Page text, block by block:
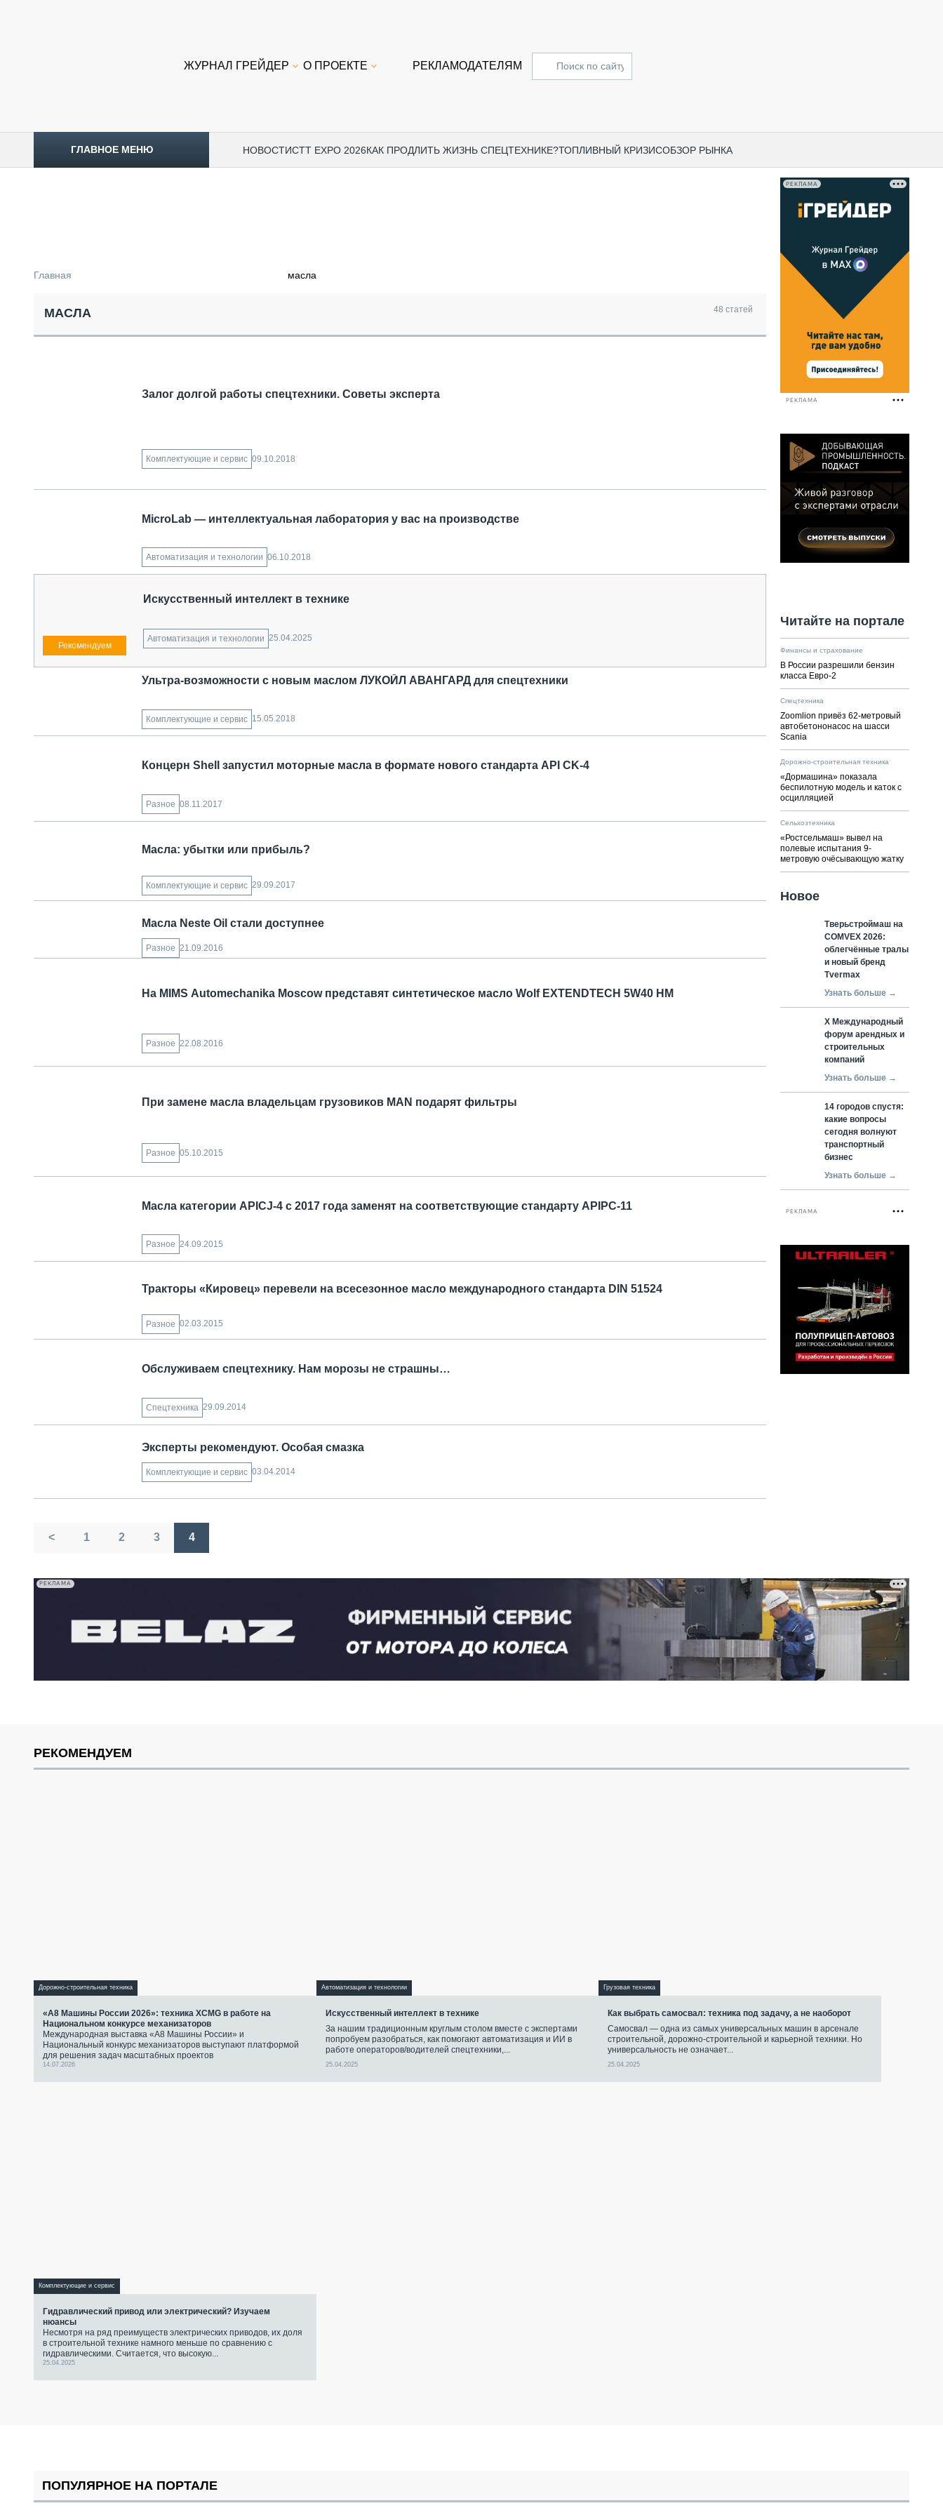
ЖУРНАЛ ГРЕЙДЕР О ПРОЕКТЕ РЕКЛАМОДАТЕЛЯМ
ГЛАВНОЕ МЕНЮ НОВОСТИCTT EXPO 2026КАК ПРОДЛИТЬ ЖИЗНЬ СПЕЦТЕХНИКЕ?ТОПЛИВНЫЙ КРИЗИСОБЗОР РЫНКА
СПЕЦТЕХНИКА И ТРАНСПОРТ
ГРУЗОПЕРЕВОЗКИ
ИСПЫТАТЕЛИ
БЛИЖАЙШИЕ МЕРОПРИЯТИЯ
ПАССАЖИРСКИЙ ТРАНСПОРТ
Главная масла
МАСЛА 48 статей
Залог долгой работы спецтехники. Советы эксперта
Комплектующие и сервис 09.10.2018
MicroLab — интеллектуальная лаборатория у вас на производстве
Автоматизация и технологии 06.10.2018
Искусственный интеллект в технике
Автоматизация и технологии 25.04.2025
Ультра-возможности с новым маслом ЛУКОЙЛ АВАНГАРД для спецтехники
Комплектующие и сервис 15.05.2018
Концерн Shell запустил моторные масла в формате нового стандарта API CK-4
Разное 08.11.2017
Масла: убытки или прибыль?
Комплектующие и сервис 29.09.2017
Масла Neste Oil стали доступнее
Разное 21.09.2016
На MIMS Automechanika Moscow представят синтетическое масло Wolf EXTENDTECH 5W40 HM
Разное 22.08.2016
При замене масла владельцам грузовиков MAN подарят фильтры
Разное 05.10.2015
Масла категории APICJ-4 с 2017 года заменят на соответствующие стандарту APIPC-11
Разное 24.09.2015
Тракторы «Кировец» перевели на всесезонное масло международного стандарта DIN 51524
Разное 02.03.2015
Обслуживаем спецтехнику. Нам морозы не страшны…
Спецтехника 29.09.2014
Эксперты рекомендуют. Особая смазка
Комплектующие и сервис 03.04.2014
РЕКЛАМА
РЕКЛАМА
Читайте на портале
Финансы и страхование
В России разрешили бензин
класса Евро-2
Спецтехника
Zoomlion привёз 62-метровый
автобетононасос на шасси
Scania
Дорожно-строительная техника
«Дормашина» показала
беспилотную модель и каток с
осцилляцией
Сельхозтехника
«Ростсельмаш» вывел на
полевые испытания 9-
метровую очёсывающую жатку
Новое
Тверьстроймаш на
COMVEX 2026:
облегчённые тралы
и новый бренд
Tvermax
Узнать больше →
X Международный
форум арендных и
строительных
компаний
Узнать больше →
14 городов спустя:
какие вопросы
сегодня волнуют
транспортный
бизнес
Узнать больше →
РЕКЛАМА
РЕКЛАМА
Пагинация
< 1 2 3 4
РЕКОМЕНДУЕМ
Дорожно-строительная техника
«А8 Машины России 2026»: техника XCMG в работе на
Национальном конкурсе механизаторов
Международная выставка «А8 Машины России» и
Национальный конкурс механизаторов выступают платформой
для решения задач масштабных проектов
14.07.2026
Автоматизация и технологии
Искусственный интеллект в технике
За нашим традиционным круглым столом вместе с экспертами
попробуем разобраться, как помогают автоматизация и ИИ в
работе операторов/водителей спецтехники,...
25.04.2025
Грузовая техника
Как выбрать самосвал: техника под задачу, а не наоборот
Самосвал — одна из самых универсальных машин в арсенале
строительной, дорожно-строительной и карьерной техники. Но
универсальность не означает...
25.04.2025
Комплектующие и сервис
Гидравлический привод или электрический? Изучаем
нюансы
Несмотря на ряд преимуществ электрических приводов, их доля
в строительной технике намного меньше по сравнению с
гидравлическими. Считается, что высокую...
25.04.2025
ПОПУЛЯРНОЕ НА ПОРТАЛЕ